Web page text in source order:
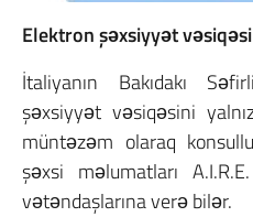
Elektron şəxsiyyət
İtaliyanın Bakıdakı
şəxsiyyət vəsiqəsini
müntəzəm olaraq
şəxsi məlumatları
vətəndaşlarına verə bilər.